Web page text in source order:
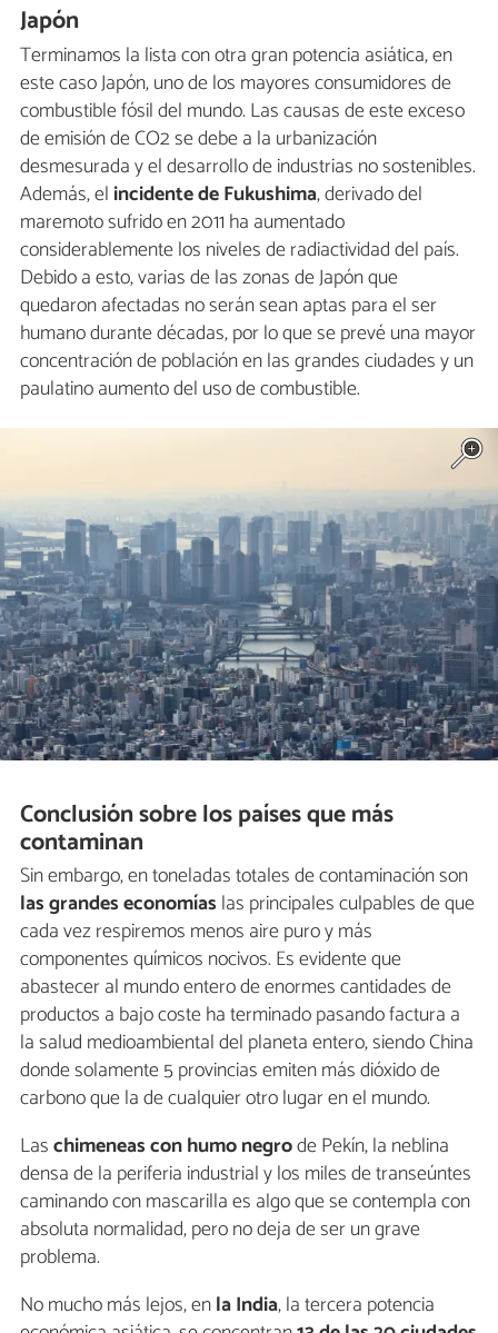
Japón
Terminamos la lista con otra gran potencia asiática, en
este caso Japón, uno de los mayores consumidores de
combustible fósil del mundo. Las causas de este exceso
de emisión de CO2 se debe a la urbanización
desmesurada y el desarrollo de industrias no sostenibles.
Además, el incidente de Fukushima, derivado del
maremoto sufrido en 2011 ha aumentado
considerablemente los niveles de radiactividad del país.
Debido a esto, varias de las zonas de Japón que
quedaron afectadas no serán sean aptas para el ser
humano durante décadas, por lo que se prevé una mayor
concentración de población en las grandes ciudades y un
paulatino aumento del uso de combustible.
Conclusión sobre los países que más
contaminan
Sin embargo, en toneladas totales de contaminación son
las grandes economías las principales culpables de que
cada vez respiremos menos aire puro y más
componentes químicos nocivos. Es evidente que
abastecer al mundo entero de enormes cantidades de
productos a bajo coste ha terminado pasando factura a
la salud medioambiental del planeta entero, siendo China
donde solamente 5 provincias emiten más dióxido de
carbono que la de cualquier otro lugar en el mundo.
Laschimeneas con humo negrode Pekín, la neblina
densa de la periferia industrial y los miles de transeúntes
caminando con mascarilla es algo que se contempla con
absoluta normalidad, pero no deja de ser un grave
problema.
No mucho más lejos, enla India, la tercera potencia